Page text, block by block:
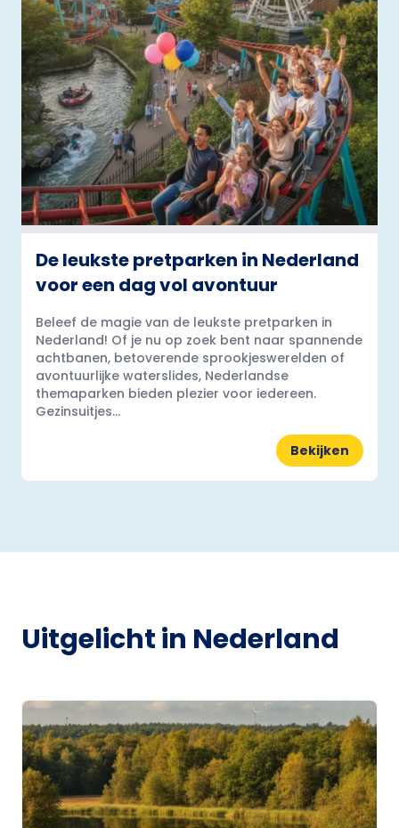
De leukste pretparken in Nederland
voor een dag vol avontuur
Beleef de magie van de leukste pretparken in
Nederland! Of je nu op zoek bent naar spannende
achtbanen, betoverende sprookjeswerelden of
avontuurlijke waterslides, Nederlandse
themaparken bieden plezier voor iedereen.
Gezinsuitjes...
Bekijken
Uitgelicht in Nederland